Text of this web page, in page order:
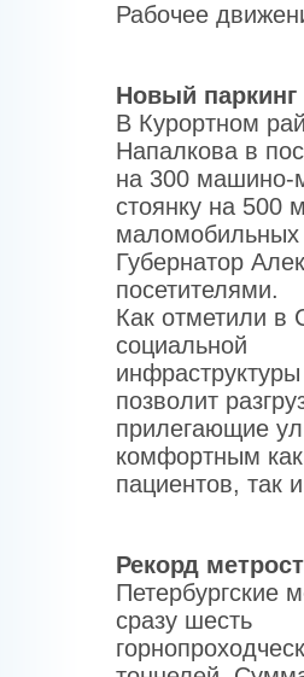
Рабочее
Новый
В Курортном
Напалкова в
на 300 машино-
стоянку на 500
Губернатор
посетителями.
Как отметили в
социальной
позволит
прилегающие
комфортным
пациентов, так
Рекорд
Петербургские
сразу шесть